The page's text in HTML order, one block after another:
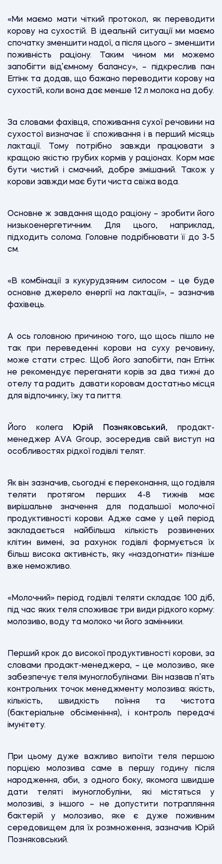
«Ми маємо мати чіткий протокол, як переводити
корову на сухостій. В ідеальній ситуації ми маємо
спочатку зменшити надої, а після цього – зменшити
поживність раціону. Таким чином ми можемо
запобігти від’ємному балансу», – підкреслив пан
Еггінк та додав, що бажано переводити корову на
сухостій, коли вона дає менше 12 л молока на добу.
За словами фахівця, споживання сухої речовини на
сухостої визначає її споживання і в перший місяць
лактації. Тому потрібно завжди працювати з
кращою якістю грубих кормів у раціонах. Корм має
бути чистий і смачний, добре змішаний. Також у
корови завжди має бути чиста свіжа вода.
Основне ж завдання щодо раціону – зробити його
низькоенергетичним. Для цього, наприклад,
підходить солома. Головне подрібнювати її до 3-5
см.
«В комбінації з кукурудзяним силосом – це буде
основне джерело енергії на лактації», – зазначив
фахівець.
А ось головною причиною того, що щось пішло не
так при переведенні корови на суху речовину,
може стати стрес. Щоб його запобігти, пан Еггінк
не рекомендує переганяти корів за два тижні до
отелу та радить давати коровам достатньо місця
для відпочинку, їжу та пиття.
Його колега Юрій Позняковський, продакт-
менеджер АVА Group, зосередив свій виступ на
особливостях рідкої годівлі телят.
Як він зазначив, сьогодні є переконання, що годівля
теляти протягом перших 4-8 тижнів має
вирішальне значення для подальшої молочної
продуктивності корови. Адже саме у цей період
закладається найбільша кількість розвинених
клітин вимені, за рахунок годівлі формується їх
більш висока активність, яку «наздогнати» пізніше
вже неможливо.
«Молочний» період годівлі теляти складає 100 діб,
під час яких теля споживає три види рідкого корму:
молозиво, воду та молоко чи його замінники.
Перший крок до високої продуктивності корови, за
словами продакт-менеджера, – це молозиво, яке
забезпечує теля імуноглобулінами. Він назвав п’ять
контрольних точок менеджменту молозива: якість,
кількість, швидкість поїння та чистота
(бактеріальне обсіменіння), і контроль передачі
імунітету.
При цьому дуже важливо випоїти теля першою
порцією молозива саме в першу годину після
народження, аби, з одного боку, якомога швидше
дати теляті імуноглобуліни, які містяться у
молозиві, з іншого – не допустити потрапляння
бактерій у молозиво, яке є дуже поживним
середовищем для їх розмноження, зазначив Юрій
Позняковський.